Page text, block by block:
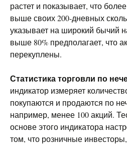
растет и показывает, что
выше своих 200-дневных
указывает на широкий бычий
выше 80% предполагает, что
перекуплены.
Статистика торговли по
индикатор измеряет
покупаются и продаются по
например, менее 100 акций.
основе этого индикатора
том, что розничные